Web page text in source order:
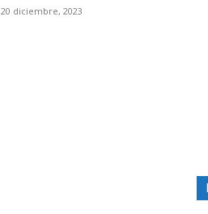
20 diciembre, 2023